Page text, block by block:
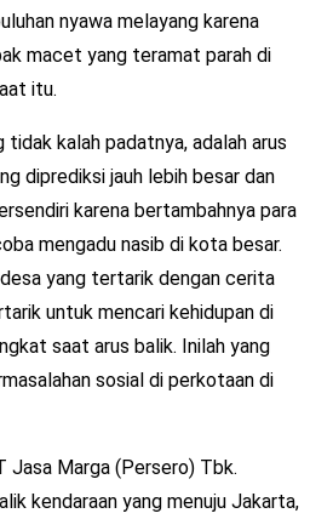
nyawa melayang karena
macet yang teramat parah di
itu.
tidak kalah padatnya, adalah arus
diprediksi jauh lebih besar dan
karena bertambahnya para
mengadu nasib di kota besar.
yang tertarik dengan cerita
untuk mencari kehidupan di
saat arus balik. Inilah yang
sosial di perkotaan di
Jasa Marga (Persero) Tbk.
kendaraan yang menuju Jakarta,